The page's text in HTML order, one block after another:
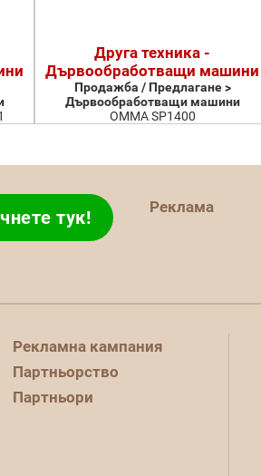
Друга техника -
Дървообработващи машини
Продажба / Предлагане >
Дървообработващи машини
OMMA SP1400
тук! Реклама
Рекламна кампания
Партньорство
Партньори